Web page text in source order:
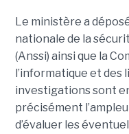
Le ministère a
nationale de la
(Anssi) ainsi que la
l’informatique et des
investigations sont
précisément
d’évaluer les